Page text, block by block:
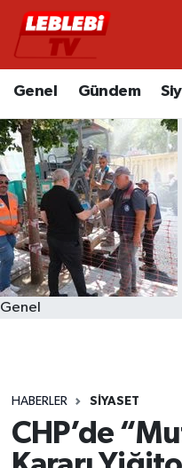
Genel Gündem
Genel
HABERLER SIYASET
CHP’de
Hava Durumu
Trafik Durumu
Süper Lig Puan
Tüm Manşetler
Son Dakika